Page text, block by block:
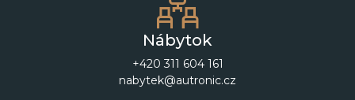
Nábytok
+420 311 604 161
nabytek@autronic.cz